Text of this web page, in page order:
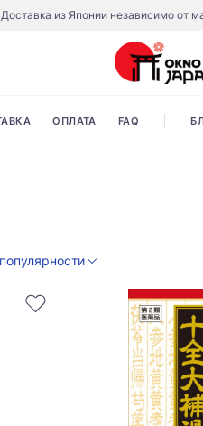
Доставка из Японии независимо от
ОПЛАТА FAQ